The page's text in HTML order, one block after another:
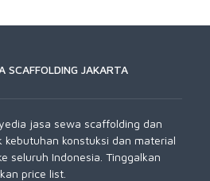
SCAFFOLDING JAKARTA
jasa sewa scaffolding dan
konstuksi dan material
seluruh Indonesia. Tinggalkan
price list.